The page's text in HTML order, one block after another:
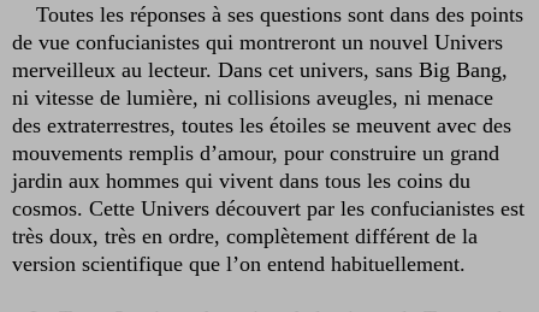
Toutes les réponses à ses questions sont dans des points
de vue confucianistes qui montreront un nouvel Univers
merveilleux au lecteur. Dans cet univers, sans Big Bang,
ni vitesse de lumière, ni collisions aveugles, ni menace
des extraterrestres, toutes les étoiles se meuvent avec des
mouvements remplis d’amour, pour construire un grand
jardin aux hommes qui vivent dans tous les coins du
cosmos. Cette Univers découvert par les confucianistes est
très doux, très en ordre, complètement différent de la
version scientifique que l’on entend habituellement.